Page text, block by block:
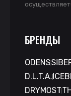
БРЕНДЫ
ODENS
D.L.T.A.
DRYMOST